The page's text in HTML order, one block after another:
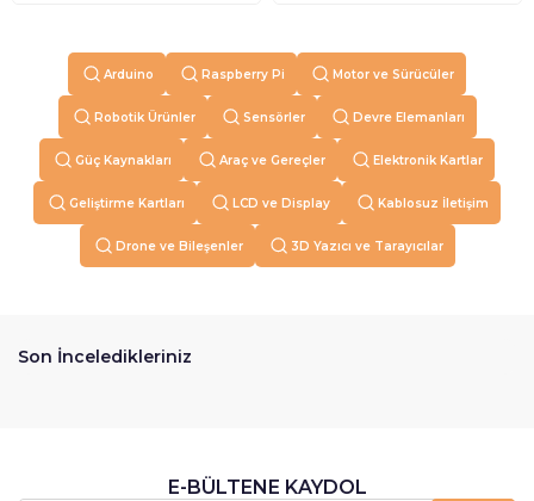
Arduino Raspberry Pi Motor ve Sürücüler
Robotik Ürünler Sensörler Devre Elemanları
Güç Kaynakları Araç ve Gereçler Elektronik Kartlar
Geliştirme Kartları LCD ve Display Kablosuz İletişim
Drone ve Bileşenler 3D Yazıcı ve Tarayıcılar
Son İnceledikleriniz
E-BÜLTENE KAYDOL